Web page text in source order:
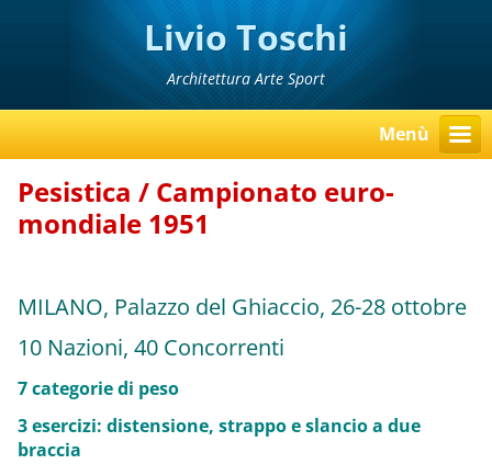
Livio Toschi
Architettura Arte Sport
Menù
Pesistica / Campionato euro-
mondiale 1951
MILANO, Palazzo del Ghiaccio, 26-28 ottobre
10 Nazioni, 40 Concorrenti
7 categorie di peso
3 esercizi: distensione, strappo e slancio a due
braccia